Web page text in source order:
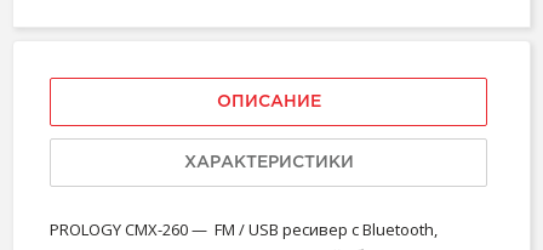
ОПИСАНИЕ
ХАРАКТЕРИСТИКИ
PROLOGY CMX-260 — FM / USB ресивер с Bluetooth,